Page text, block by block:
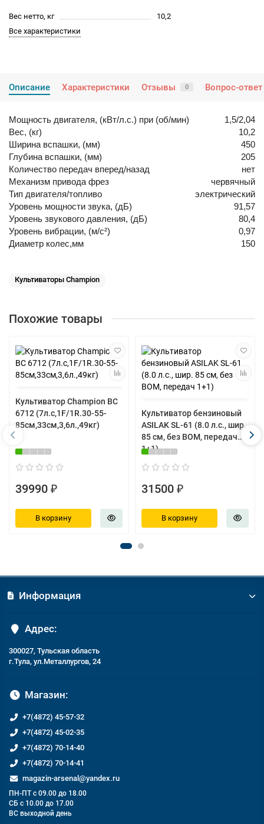
Вес нетто, кг
10,2
Все характеристики
Описание Характеристики Отзывы 0 Вопрос-ответ
Мощность двигателя, (кВт/л.с.) при (об/мин)
1,5/2,04
Вес, (кг)
10,2
Ширина вспашки, (мм)
450
Глубина вспашки, (мм)
205
Количество передач вперед/назад
нет
Механизм привода фрез
червячный
Тип двигателя/топливо
электрический
Уровень мощности звука, (дБ)
91,57
Уровень звукового давления, (дБ)
80,4
Уровень вибрации, (м/с²)
0,97
Диаметр колес,мм
150
Культиваторы Champion
Похожие товары
Культиватор Champion ВС
6712 (7л.с,1F/1R.30-55-
85см,33см,3,6л.,49кг)
39990 ₽
В корзину
Культиватор бензиновый
ASILAK SL-61 (8.0 л.с., шир.
85 см, без ВОМ, передач
1+1)
31500 ₽
В корзину
Информация
Адрес:
300027, Тульская область
г.Тула, ул.Металлургов, 24
Магазин:
+7(4872) 45-57-32
+7(4872) 45-02-35
+7(4872) 70-14-40
+7(4872) 70-14-41
magazin-arsenal@yandex.ru
ПН-ПТ с 09.00 до 18.00
СБ с 10.00 до 17.00
ВС выходной день